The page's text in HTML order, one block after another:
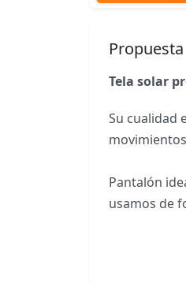
Propuesta
Tela solar
Su cualidad
Pantalón
usamos de